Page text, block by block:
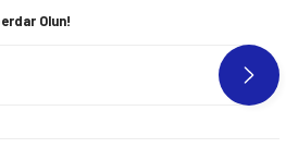
Olun!